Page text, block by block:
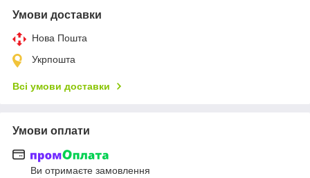
Умови доставки
Нова Пошта
Укрпошта
Всі умови доставки
Умови оплати
Ви отримаєте замовлення